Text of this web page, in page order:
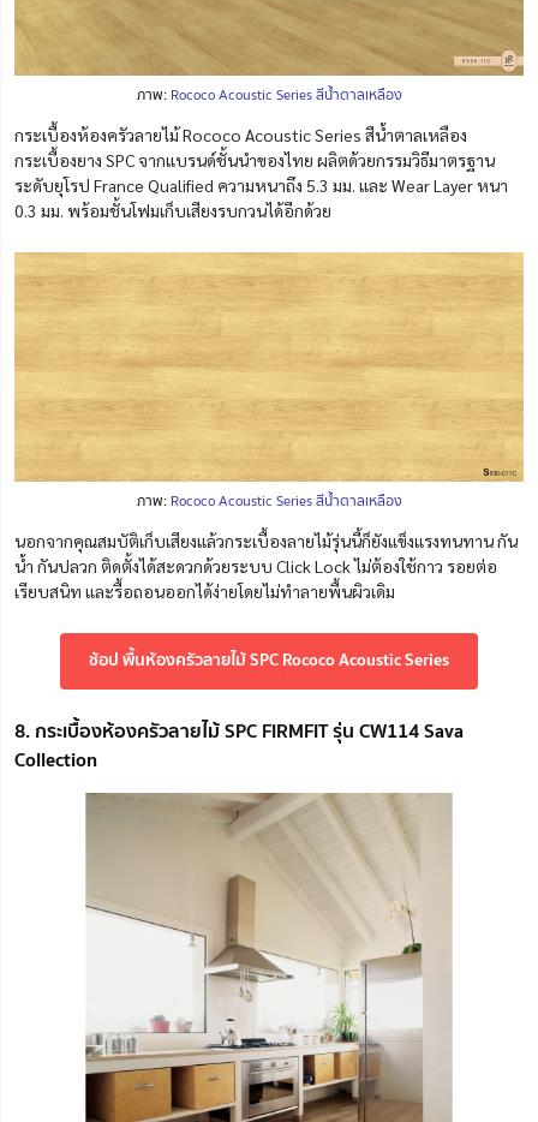
ภาพ: Rococo Acoustic Series สีน้ำตาลเหลือง
กระเบื้องห้องครัวลายไม้ Rococo Acoustic Series สีน้ำตาลเหลือง
กระเบื้องยาง SPC จากแบรนด์ชั้นนำของไทย ผลิตด้วยกรรมวิธีมาตรฐาน
ระดับยุโรป France Qualified ความหนาถึง 5.3 มม. และ Wear Layer หนา
0.3 มม. พร้อมชั้นโฟมเก็บเสียงรบกวนได้อีกด้วย
ภาพ: Rococo Acoustic Series สีน้ำตาลเหลือง
นอกจากคุณสมบัติเก็บเสียงแล้วกระเบื้องลายไม้รุ่นนี้ก็ยังแข็งแรงทนทาน กัน
น้ำ กันปลวก ติดตั้งได้สะดวกด้วยระบบ Click Lock ไม่ต้องใช้กาว รอยต่อ
เรียบสนิท และรื้อถอนออกได้ง่ายโดยไม่ทำลายพื้นผิวเดิม
ช้อป พื้นห้องครัวลายไม้ SPC Rococo Acoustic Series
8. กระเบื้องห้องครัวลายไม้ SPC FIRMFIT รุ่น CW114 Sava
Collection